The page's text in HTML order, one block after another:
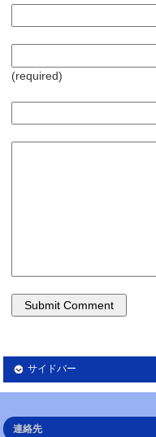
(required)
サイドバー
連絡先